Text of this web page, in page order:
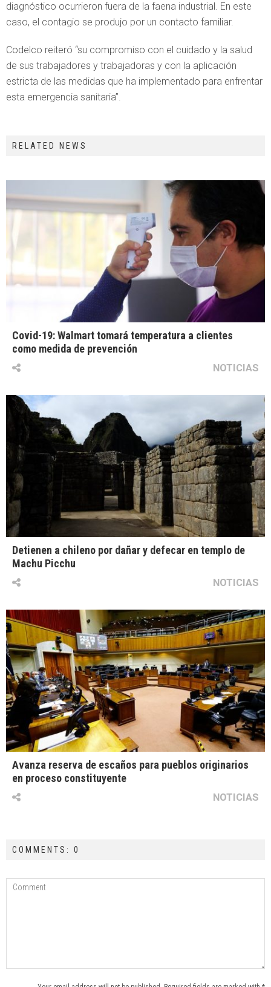
diagnóstico ocurrieron fuera de la faena industrial. En este
caso, el contagio se produjo por un contacto familiar.
Codelco reiteró “su compromiso con el cuidado y la salud
de sus trabajadores y trabajadoras y con la aplicación
estricta de las medidas que ha implementado para enfrentar
esta emergencia sanitaria”.
RELATED NEWS
Covid-19: Walmart tomará temperatura a clientes
como medida de prevención
NOTICIAS
Detienen a chileno por dañar y defecar en templo de
Machu Picchu
NOTICIAS
Avanza reserva de escaños para pueblos originarios
en proceso constituyente
NOTICIAS
COMMENTS: 0